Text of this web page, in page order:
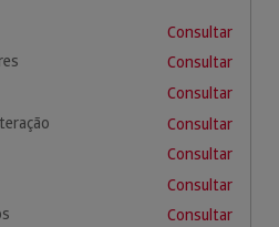
Consultar
Consultar
Consultar
Consultar
Consultar
Consultar
Consultar